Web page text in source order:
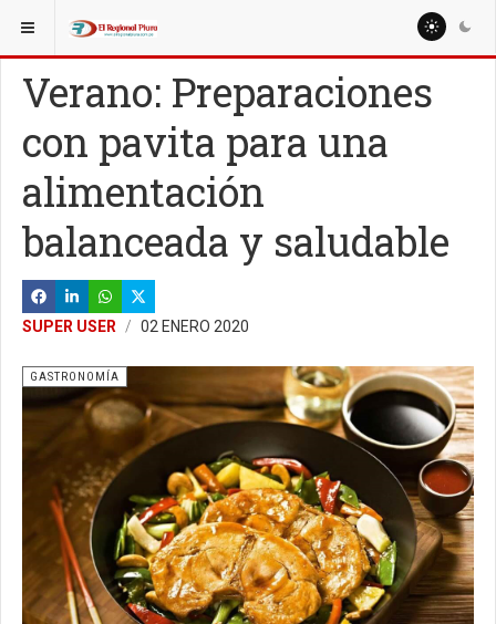
ESTÁ AQUÍ: ESPECIALES
Verano: Preparaciones
con pavita para una
alimentación
balanceada y saludable
SUPER USER 02 ENERO 2020
GASTRONOMÍA